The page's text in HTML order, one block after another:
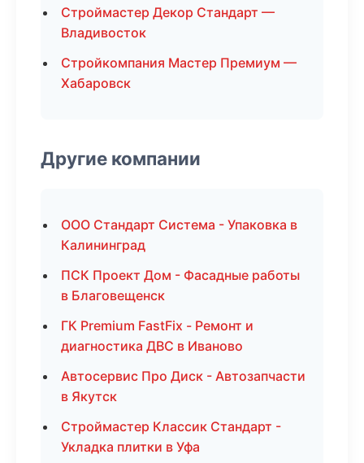
Строймастер Декор Стандарт —
Владивосток
Стройкомпания Мастер Премиум —
Хабаровск
Другие компании
ООО Стандарт Система - Упаковка в
Калининград
ПСК Проект Дом - Фасадные работы
в Благовещенск
ГК Premium FastFix - Ремонт и
диагностика ДВС в Иваново
Автосервис Про Диск - Автозапчасти
в Якутск
Строймастер Классик Стандарт -
Укладка плитки в Уфа